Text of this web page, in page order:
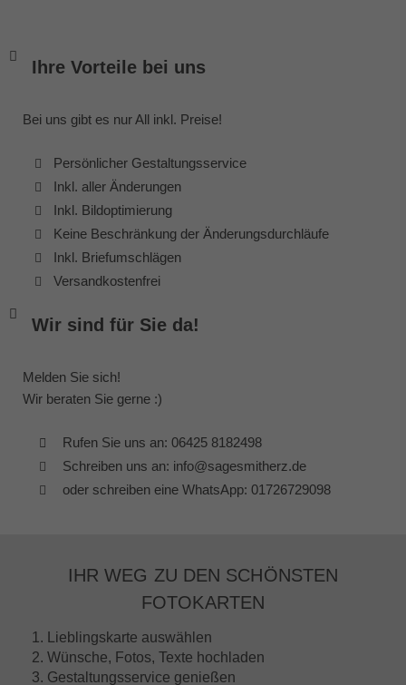
Ihre Vorteile bei uns
Bei uns gibt es nur All inkl. Preise!
Persönlicher Gestaltungsservice
Inkl. aller Änderungen
Inkl. Bildoptimierung
Keine Beschränkung der Änderungsdurchläufe
Inkl. Briefumschlägen
Versandkostenfrei
Wir sind für Sie da!
Melden Sie sich!
Wir beraten Sie gerne :)
Rufen Sie uns an: 06425 8182498
Schreiben uns an: info@sagesmitherz.de
oder schreiben eine WhatsApp: 01726729098
IHR WEG ZU DEN SCHÖNSTEN
FOTOKARTEN
1. Lieblingskarte auswählen
2. Wünsche, Fotos, Texte hochladen
3. Gestaltungsservice genießen